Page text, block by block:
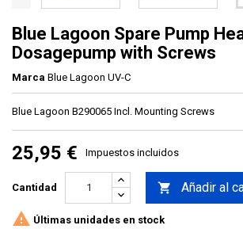
Blue Lagoon Spare Pump
Dosagepump with Screws
Marca Blue Lagoon UV-C
Blue Lagoon B290065 Incl. Mounting Screws
25,95 € Impuestos incluidos
Cantidad  Añadir al
 Últimas unidades en stock